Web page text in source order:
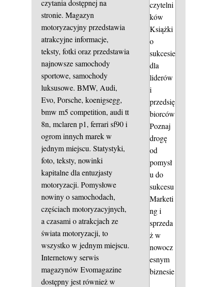
czytania dostępnej na
stronie. Magazyn
motoryzacyjny przedstawia
atrakcyjne informacje,
teksty, fotki oraz przedstawia
najnowsze samochody
sportowe, samochody
luksusowe. BMW, Audi,
Evo, Porsche, koenigsegg,
bmw m5 competition, audi tt
8n, mclaren p1, ferrari sf90 i
ogrom innych marek w
jednym miejscu. Statystyki,
foto, teksty, nowinki
kapitalne dla entuzjasty
motoryzacji. Pomysłowe
nowiny o samochodach,
częściach motoryzacyjnych,
a czasami o atrakcjach ze
świata motoryzacji, to
wszystko w jednym miejscu.
Internetowy serwis
magazynów Evomagazine
dostępny jest również w
czytelni
ków
Książki
o
sukcesie
dla
liderów
i
przedsię
biorców
Poznaj
drogę
od
pomysł
u do
sukcesu
Marketi
ng i
sprzeda
ż w
nowocz
esnym
biznesie